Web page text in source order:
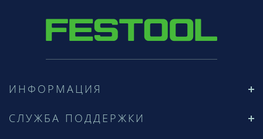
ИНФОРМАЦИЯ
СЛУЖБА ПОДДЕРЖКИ